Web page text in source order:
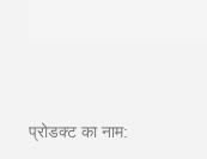
प्रोडक्ट का नाम: